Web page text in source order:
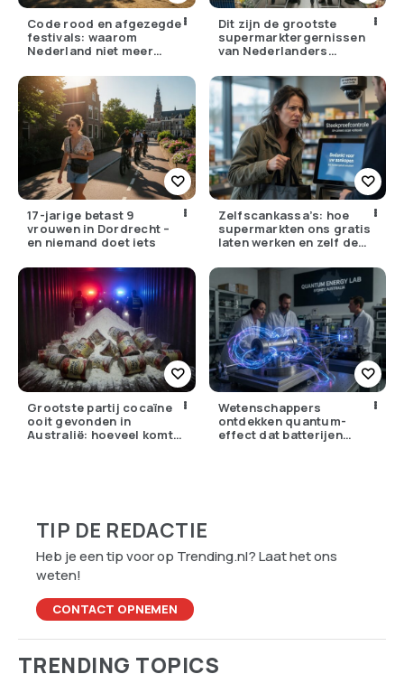
Code rood en afgezegde
festivals: waarom
Nederland niet meer
Dit zijn de grootste
supermarktergernissen
van Nederlanders
17-jarige betast 9
vrouwen in Dordrecht –
en niemand doet iets
Zelfscankassa’s: hoe
supermarkten ons gratis
laten werken en zelf de
Grootste partij cocaïne
ooit gevonden in
Australië: hoeveel komt
Wetenschappers
ontdekken quantum-
effect dat batterijen
TIP DE REDACTIE
Heb je een tip voor op Trending.nl? Laat het ons
weten!
CONTACT OPNEMEN
TRENDING TOPICS